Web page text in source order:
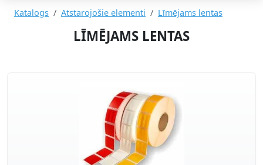
Katalogs Atstarojošie elementi Līmējams lentas
LĪMĒJAMS LENTAS